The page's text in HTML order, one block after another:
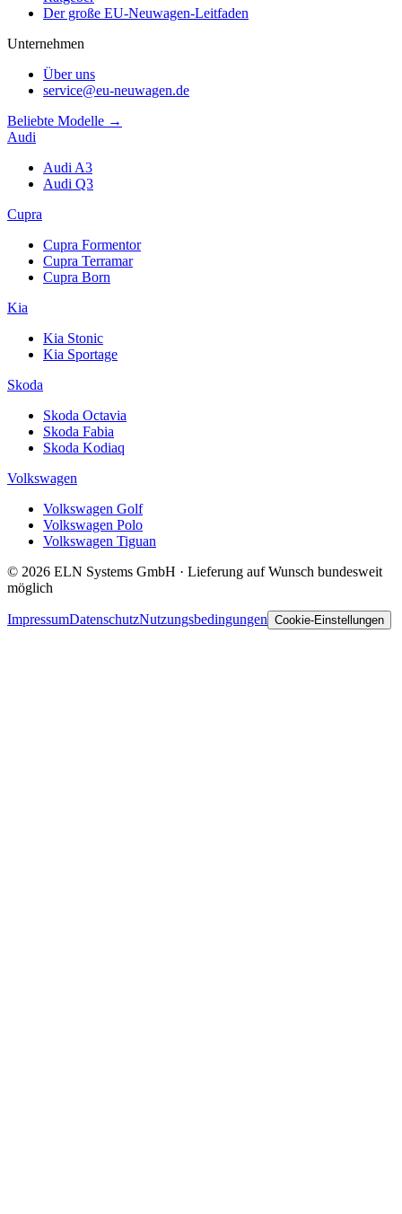
Der große EU-Neuwagen-Leitfaden
Unternehmen
Über uns
service@eu-neuwagen.de
Beliebte Modelle →
Audi
Audi A3
Audi Q3
Cupra
Cupra Formentor
Cupra Terramar
Cupra Born
Kia
Kia Stonic
Kia Sportage
Skoda
Skoda Octavia
Skoda Fabia
Skoda Kodiaq
Volkswagen
Volkswagen Golf
Volkswagen Polo
Volkswagen Tiguan
© 2026 ELN Systems GmbH · Lieferung auf Wunsch bundesweit
möglich
ImpressumDatenschutzNutzungsbedingungen Cookie-Einstellungen